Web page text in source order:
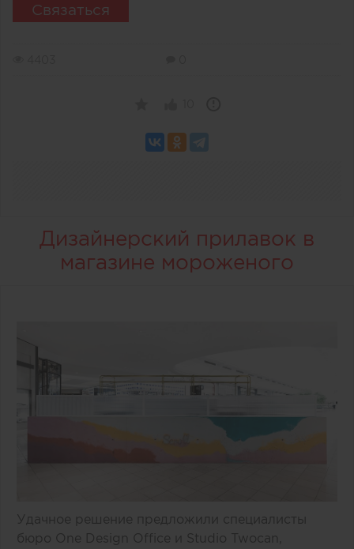
Связаться
Дизайнерский прилавок в
магазине мороженого
Удачное решение предложили специалисты
бюро One Design Office и Studio Twocan,